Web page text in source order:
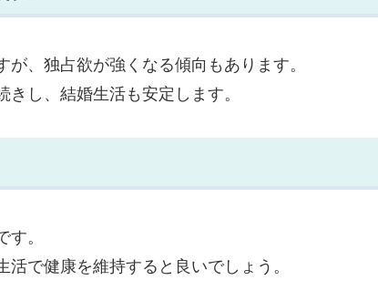
、独占欲が強くなる傾向もあります。
し、結婚生活も安定します。
。
で健康を維持すると良いでしょう。